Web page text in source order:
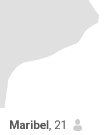
Maribel, 21